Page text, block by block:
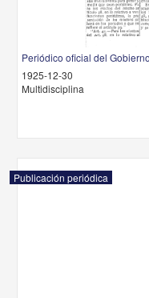
Periódico oficial del
1925-12-30
Multidisciplina
Publicación periódica